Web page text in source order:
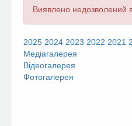
Повідомлення
Виявлено недозволений
2025 2024 2023 2022 2021
Медіагалерея
Відеогалерея
Фотогалерея